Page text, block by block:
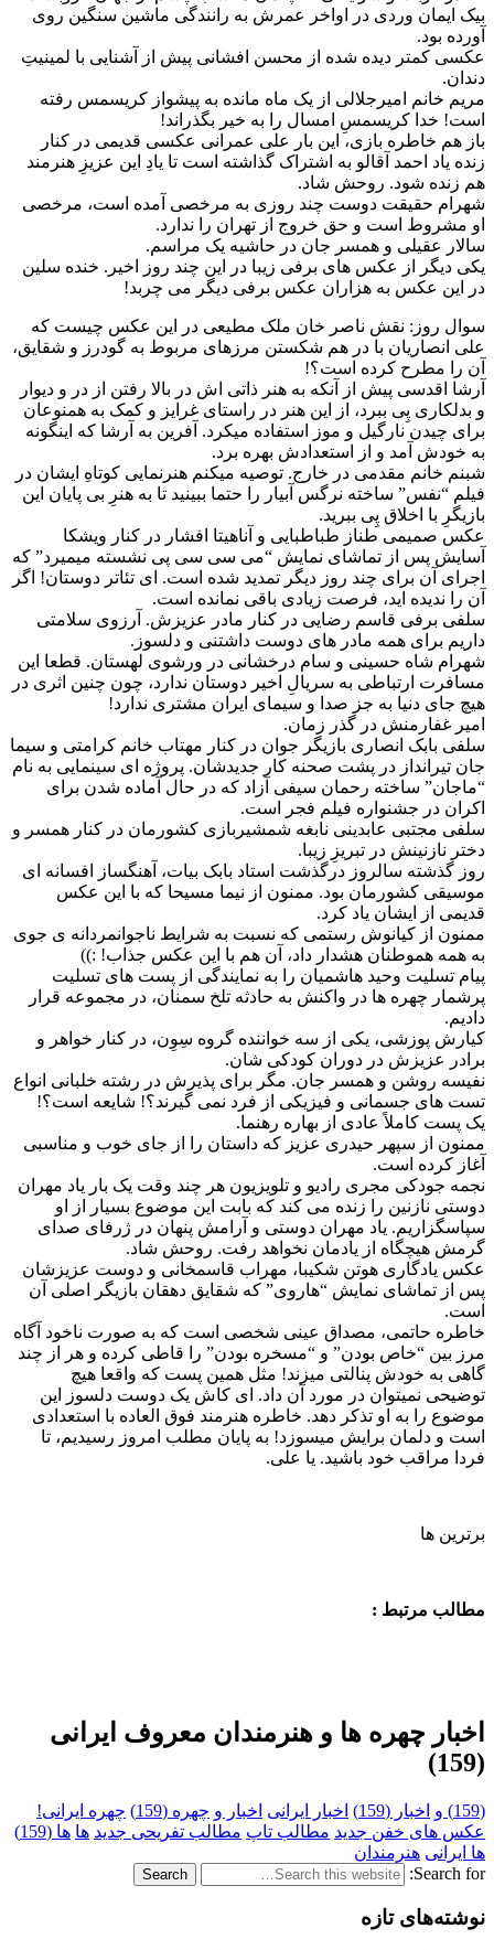
بیک ایمان وردی در اواخر عمرش به رانندگی ماشین سنگین روی
آورده بود.
عکسی کمتر دیده شده از محسن افشانی پیش از آشنایی با لمینیتِ
دندان.
مریم خانم امیرجلالی از یک ماه مانده به پیشواز کریسمس رفته
است! خدا کریسمسِ امسال را به خیر بگذراند!
باز هم خاطره بازی، این بار علی عمرانی عکسی قدیمی در کنار
زنده یاد احمد آقالو به اشتراک گذاشته است تا یادِ این عزیزِ هنرمند
هم زنده شود. روحش شاد.
شهرام حقیقت دوست چند روزی به مرخصی آمده است، مرخصی
او مشروط است و حق خروج از تهران را ندارد.
سالار عقیلی و همسر جان در حاشیه یک مراسم.
یکی دیگر از عکس های برفی زیبا در این چند روز اخیر. خنده سلین
در این عکس به هزاران عکس برفی دیگر می چربد!
سوال روز: نقش ناصر خان ملک مطیعی در این عکس چیست که
علی انصاریان با در هم شکستن مرزهای مربوط به گودرز و شقایق،
آن را مطرح کرده است؟!
آرشا اقدسی پیش از آنکه به هنر ذاتی اش در بالا رفتن از در و دیوار
و بدلکاری پِی ببرد، از این هنر در راستای غرایز و کمک به همنوعان
برای چیدن نارگیل و موز استفاده میکرد. آفرین به آرشا که اینگونه
به خودش آمد و از استعدادش بهره برد.
شبنم خانم مقدمی در خارج. توصیه میکنم هنرنمایی کوتاهِ ایشان در
فیلم “نفس” ساخته نرگس آبیار را حتما ببینید تا به هنرِ بی پایان این
بازیگرِ با اخلاق پِی ببرید.
عکس صمیمی طناز طباطبایی و آناهیتا افشار در کنار ویشکا
آسایش پس از تماشای نمایش “می سی سی پی نشسته میمیرد” که
اجرای آن برای چند روز دیگر تمدید شده است. ای تئاتر دوستان! اگر
آن را ندیده اید، فرصت زیادی باقی نمانده است.
سلفی برفی قاسم رضایی در کنار مادر عزیزش. آرزوی سلامتی
داریم برای همه مادر های دوست داشتنی و دلسوز.
شهرام شاه حسینی و سام درخشانی در ورشوی لهستان. قطعا این
مسافرت ارتباطی به سریالِ اخیر دوستان ندارد، چون چنین اثری در
هیچ جای دنیا به جز صدا و سیمای ایران مشتری ندارد!
امیر غفارمنش در گذر زمان.
سلفی بابک انصاری بازیگر جوان در کنار مهتاب خانم کرامتی و سیما
جان تیرانداز در پشت صحنه کار جدیدشان. پروژه ای سینمایی به نام
“ماجان” ساخته رحمان سیفی آزاد که در حال آماده شدن برای
اکران در جشنواره فیلم فجر است.
سلفی مجتبی عابدینی نابغه شمشیربازی کشورمان در کنار همسر و
دختر نازنینش در تبریزِ زیبا.
روز گذشته سالروز درگذشت استاد بابک بیات، آهنگساز افسانه ای
موسیقی کشورمان بود. ممنون از نیما مسیحا که با این عکس
قدیمی از ایشان یاد کرد.
ممنون از کیانوش رستمی که نسبت به شرایط ناجوانمردانه ی جوی
به همه هموطنان هشدار داد، آن هم با این عکس جذاب! :))
پیام تسلیت وحید هاشمیان را به نمایندگی از پست های تسلیت
پرشمار چهره ها در واکنش به حادثه تلخ سمنان، در مجموعه قرار
دادیم.
کیارش پوزشی، یکی از سه خواننده گروه سِوِن، در کنار خواهر و
برادر عزیزش در دوران کودکی شان.
نفیسه روشن و همسر جان. مگر برای پذیرش در رشته خلبانی انواع
تست های جسمانی و فیزیکی از فرد نمی گیرند؟! شایعه است؟!
یک پست کاملاً عادی از بهاره رهنما.
ممنون از سپهر حیدری عزیز که داستان را از جای خوب و مناسبی
آغاز کرده است.
نجمه جودکی مجری رادیو و تلویزیون هر چند وقت یک بار یاد مهران
دوستی نازنین را زنده می کند که بابت این موضوع بسیار از او
سپاسگزاریم. یاد مهران دوستی و آرامش پنهان در ژرفای صدای
گرمش هیچگاه از یادمان نخواهد رفت. روحش شاد.
عکس یادگاری هوتن شکیبا، مهراب قاسمخانی و دوست عزیزشان
پس از تماشای نمایش “هاروی” که شقایق دهقان بازیگر اصلی آن
است.
خاطره حاتمی، مصداق عینی شخصی است که به صورت ناخود آگاه
مرز بین “خاص بودن” و “مسخره بودن” را قاطی کرده و هر از چند
گاهی به خودش پنالتی میزند! مثل همین پست که واقعا هیچ
توضیحی نمیتوان در مورد آن داد. ای کاش یک دوست دلسوز این
موضوع را به او تذکر دهد. خاطره هنرمند فوق العاده با استعدادی
است و دلمان برایش میسوزد! به پایان مطلب امروز رسیدیم، تا
فردا مراقب خود باشید. یا علی.
برترین ها
مطالب مرتبط :
اخبار چهره ها و هنرمندان معروف ایرانی
(159)
(159) و اخبار (159) اخبار ایرانی اخبار و چهره (159)
چهره ایرانی!
عکس های خفن جدید مطالب تاپ مطالب تفریحی جدید ها ها (159)
ها ایرانی هنرمندانِ
Search for:
نوشته‌های تازه